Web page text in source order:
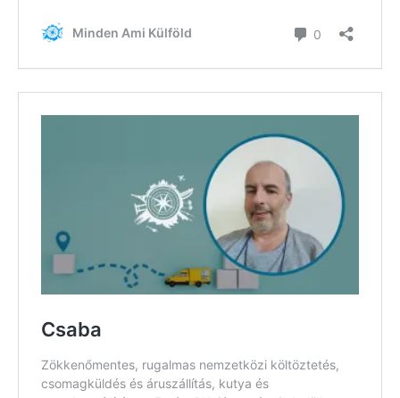
Hírlevél
most ingyen megkapsz Tőlünk!
Világkörüli
játék -
kockázat